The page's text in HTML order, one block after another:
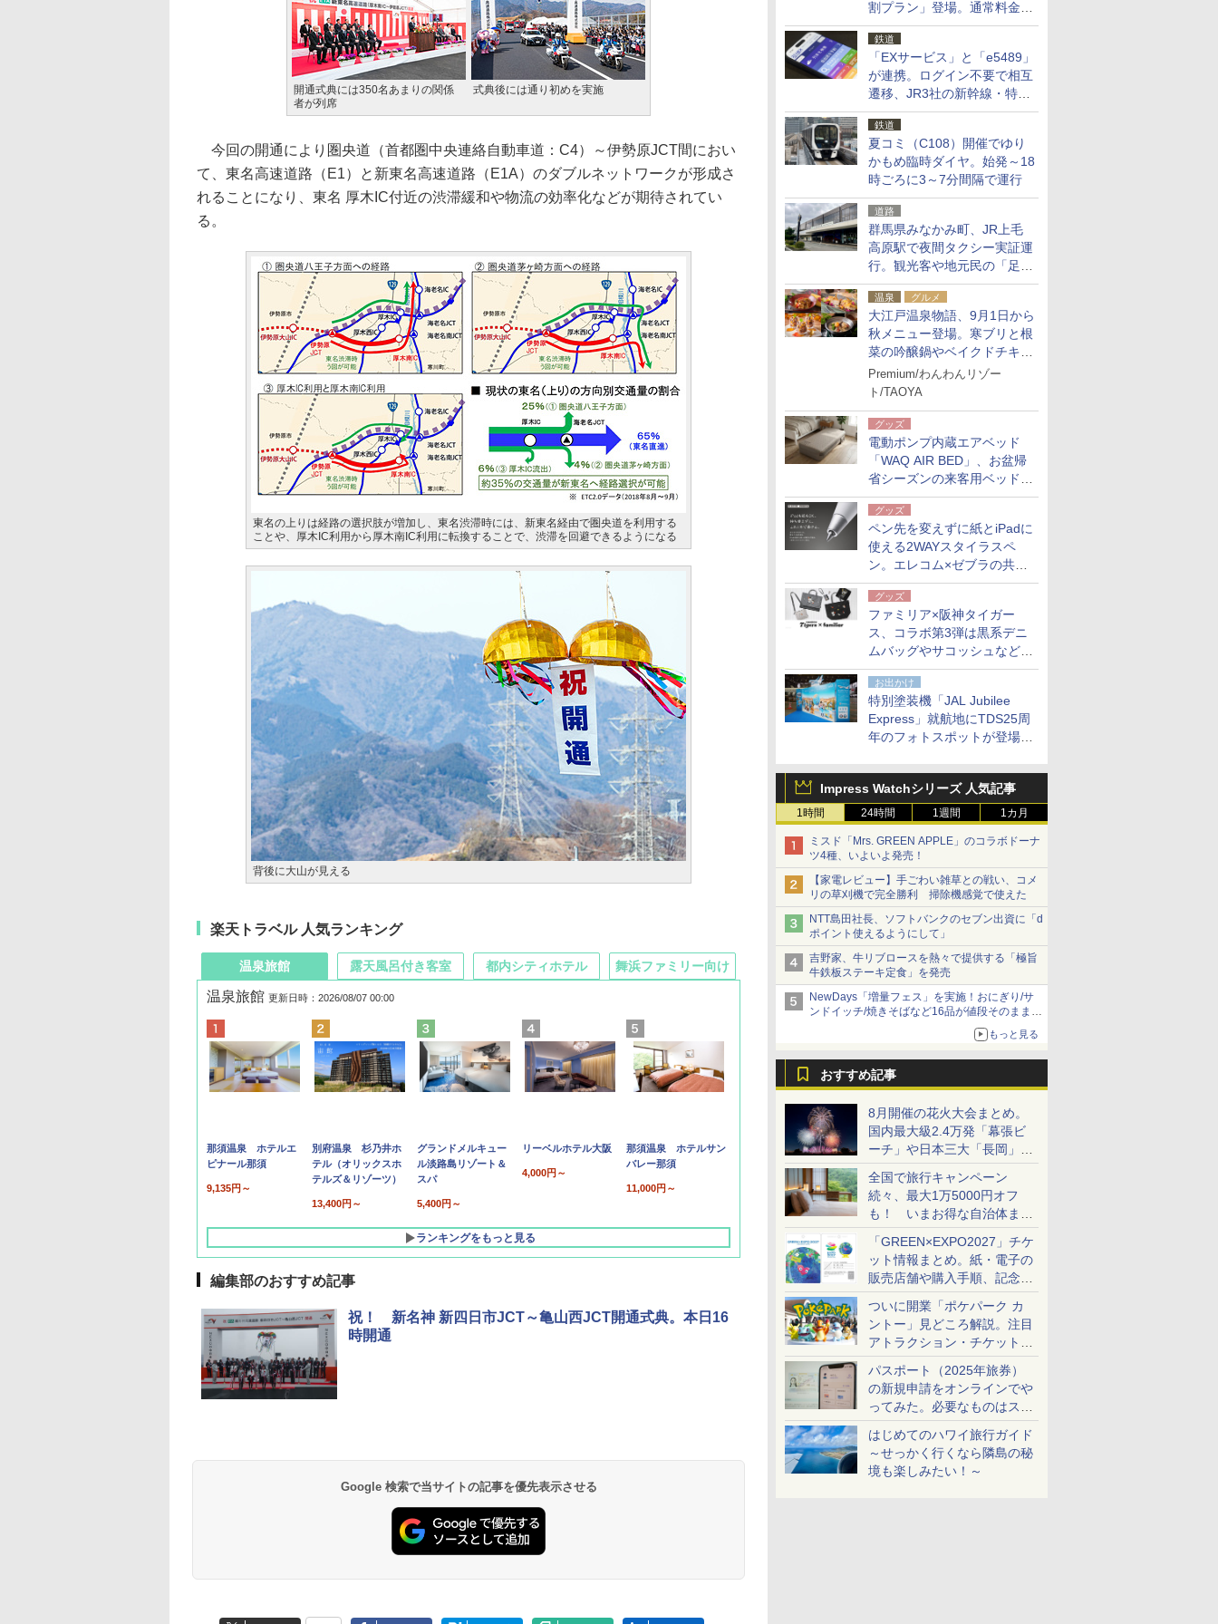
割プラン」登場。通常料金の
およそ半額でお得に夜活
鉄道
「EXサービス」と「e5489」
が連携。ログイン不要で相互
遷移、JR3社の新幹線・特急
予約をアプリで一括確認
鉄道
夏コミ（C108）開催でゆり
かもめ臨時ダイヤ。始発～18
時ごろに3～7分間隔で運行
道路
群馬県みなかみ町、JR上毛
高原駅で夜間タクシー実証運
行。観光客や地元民の「足が
ない」課題解消へ、木金土に
2台体制
温泉 グルメ
大江戸温泉物語、9月1日から
秋メニュー登場。寒ブリと根
菜の吟醸鍋やベイクドチキ
ン、ショコラ＆栗スイーツも
食べ放題に
Premium/わんわんリゾー
ト/TAOYA
グッズ
電動ポンプ内蔵エアベッド
「WAQ AIR BED」、お盆帰
省シーズンの来客用ベッドに
も。使用後は収納バッグでコ
ンパクトに保管
グッズ
ペン先を変えずに紙とiPadに
使える2WAYスタイラスペ
ン。エレコム×ゼブラの共同
開発
グッズ
ファミリア×阪神タイガー
ス、コラボ第3弾は黒系デニ
ムバッグやサコッシュなど6
点。8月21日オンラインスト
アで発売
お出かけ
特別塗装機「JAL Jubilee
Express」就航地にTDS25周
年のフォトスポットが登場。
Impress Watchシリーズ 人気記事
1時間 24時間 1週間 1カ月
ミスド「Mrs. GREEN APPLE」のコラボドーナ
ツ4種、いよいよ発売！
【家電レビュー】手ごわい雑草との戦い、コメ
リの草刈機で完全勝利 掃除機感覚で使えた
NTT島田社長、ソフトバンクのセブン出資に「d
ポイント使えるようにして」
吉野家、牛リブロースを熱々で提供する「極旨
牛鉄板ステーキ定食」を発売
NewDays「増量フェス」を実施！おにぎり/サ
ンドイッチ/焼きそばなど16品が値段そのままで
もっと見る
おすすめ記事
8月開催の花火大会まとめ。
国内最大級2.4万発「幕張ビ
ーチ」や日本三大「長岡」な
ど大型イベント目白押し！
全国で旅行キャンペーン
続々、最大1万5000円オフ
も！ いまお得な自治体まと
め
「GREEN×EXPO2027」チケ
ット情報まとめ。紙・電子の
販売店舗や購入手順、記念チ
ケットも解説
ついに開業「ポケパーク カ
ントー」見どころ解説。注目
アトラクション・チケット手
配・来場前に必要な準備は？
パスポート（2025年旅券）
の新規申請をオンラインでや
ってみた。必要なものはスマ
ホとマイナカードのみ
はじめてのハワイ旅行ガイド
～せっかく行くなら隣島の秘
境も楽しみたい！～
開通式典には350名あまりの関係
者が列席
式典後には通り初めを実施
今回の開通により圏央道（首都圏中央連絡自動車道：C4）～伊勢原JCT間におい
て、東名高速道路（E1）と新東名高速道路（E1A）のダブルネットワークが形成さ
れることになり、東名 厚木IC付近の渋滞緩和や物流の効率化などが期待されてい
る。
東名の上りは経路の選択肢が増加し、東名渋滞時には、新東名経由で圏央道を利用する
ことや、厚木IC利用から厚木南IC利用に転換することで、渋滞を回避できるようになる
背後に大山が見える
楽天トラベル 人気ランキング
温泉旅館
温泉旅館 更新日時：2026/08/07 00:00
那須温泉 ホテルエ
ピナール那須
9,135円～
別府温泉 杉乃井ホ
テル（オリックスホ
テルズ＆リゾーツ）
13,400円～
グランドメルキュー
ル淡路島リゾート＆
スパ
5,400円～
リーベルホテル大阪
4,000円～
那須温泉 ホテルサン
バレー那須
11,000円～
ランキングをもっと見る
露天風呂付き客室
10,450円～
19,541円～
都内シティホテル 舞浜ファミリー向け
7,950円～
5,758円～
編集部のおすすめ記事
祝！ 新名神 新四日市JCT～亀山西JCT開通式典。本日16
時開通
Google 検索で当サイトの記事を優先表示させる